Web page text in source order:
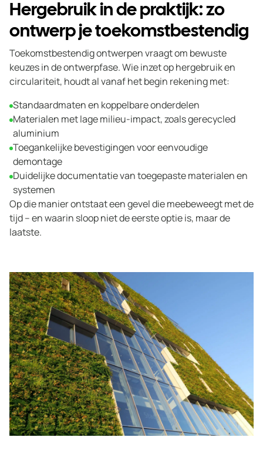
Hergebruik in de praktijk: zo
ontwerp je toekomstbestendig
Toekomstbestendig ontwerpen vraagt om bewuste
keuzes in de ontwerpfase. Wie inzet op hergebruik en
circulariteit, houdt al vanaf het begin rekening met:
Standaardmaten en koppelbare onderdelen
Materialen met lage milieu-impact, zoals gerecycled
aluminium
Toegankelijke bevestigingen voor eenvoudige
demontage
Duidelijke documentatie van toegepaste materialen en
systemen
Op die manier ontstaat een gevel die meebeweegt met de
tijd – en waarin sloop niet de eerste optie is, maar de
laatste.